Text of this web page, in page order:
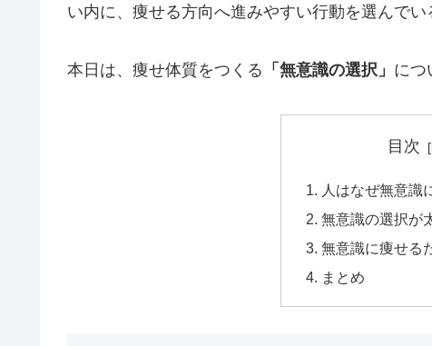
い内に、痩せる方向へ進みやすい行動を選んでい
本日は、痩せ体質をつくる 「無意識の選択」 につ
目次
人はなぜ無意識
無意識の選択が
無意識に痩せる
まとめ